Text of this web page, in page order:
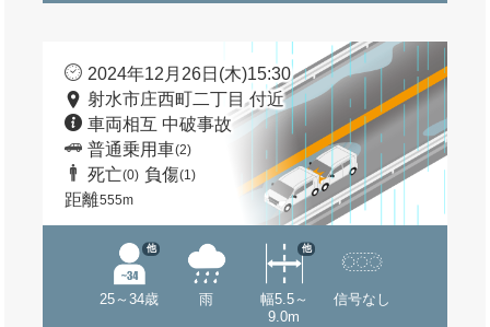
2024年12月26日(木)15:30
射水市庄西町二丁目 付近
車両相互 中破事故
普通乗用車(2)
死亡(0) 負傷(1)
距離555m
25～34歳
他
雨
幅5.5～
9.0m
他
信号なし